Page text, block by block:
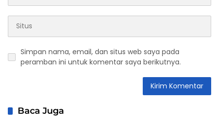
Simpan nama, email, dan situs web saya pada
peramban ini untuk komentar saya berikutnya.
Baca Juga